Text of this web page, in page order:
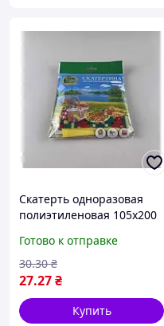
Скатерть одноразовая
полиэтиленовая 105x200
праздничная скатерка
Готово к отправке
27.27₴
30.30 ₴
Купить